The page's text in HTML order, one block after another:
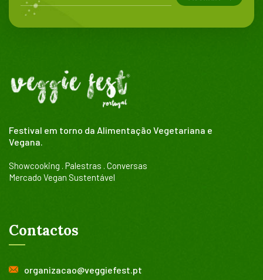
Festival em torno da Alimentação Vegetariana e
Vegana.
Showcooking . Palestras . Conversas
Mercado Vegan Sustentável
Contactos
organizacao@veggiefest.pt